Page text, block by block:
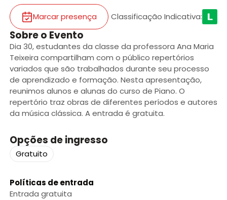
Marcar presença Classificação Indicativa:
Sobre o Evento
Dia 30, estudantes da classe da professora Ana Maria
Teixeira compartilham com o público repertórios
variados que são trabalhados durante seu processo
de aprendizado e formação. Nesta apresentação,
reunimos alunos e alunas do curso de Piano. O
repertório traz obras de diferentes períodos e autores
da música clássica. A entrada é gratuita.
Opções de ingresso
Gratuito
Políticas de entrada
Entrada gratuita